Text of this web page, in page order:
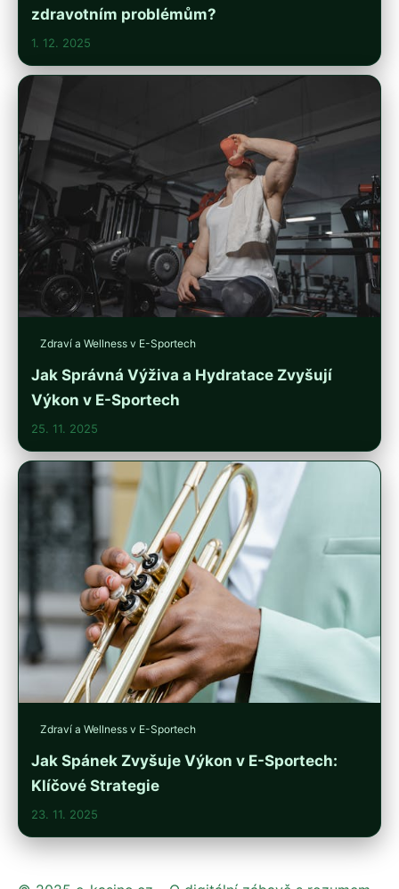
zdravotním problémům?
1. 12. 2025
Zdraví a Wellness v E-Sportech
Jak Správná Výživa a Hydratace Zvyšují
Výkon v E-Sportech
25. 11. 2025
Zdraví a Wellness v E-Sportech
Jak Spánek Zvyšuje Výkon v E-Sportech:
Klíčové Strategie
23. 11. 2025